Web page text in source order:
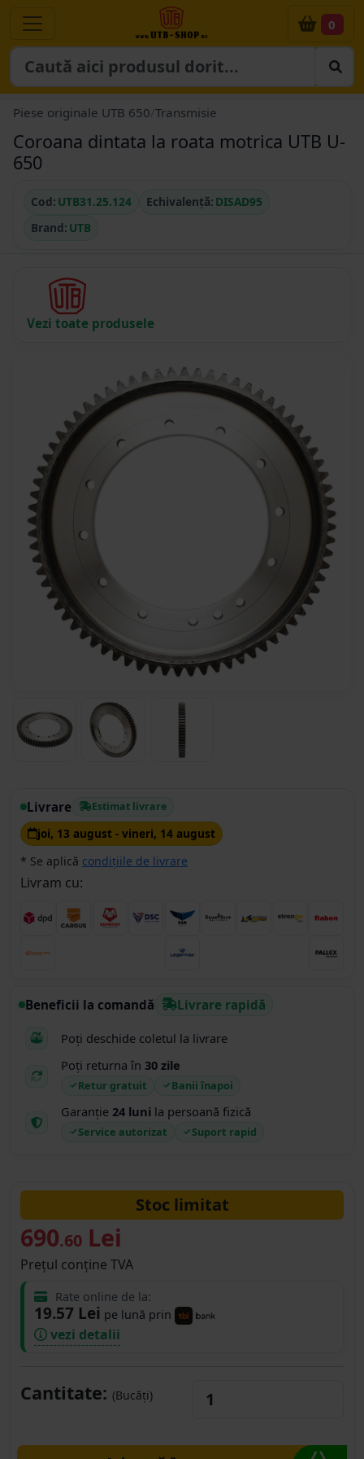
0
Piese originale UTB 650 Transmisie
Coroana dintata la roata motrica UTB U-
650
Cod: UTB31.25.124 Echivalență: DISAD95
Brand: UTB
Vezi toate produsele
Livrare Estimat livrare
joi, 13 august - vineri, 14 august
* Se aplică condițiile de livrare
Livram cu:
Beneficii la comandă Livrare rapidă
Poți deschide coletul la livrare
Poți returna în 30 zile
Retur gratuit Banii înapoi
Garanție 24 luni la persoană fizică
Service autorizat Suport rapid
Stoc limitat
690.60 Lei
Prețul conține TVA
Rate online de la:
19.57 Lei pe lună prin
vezi detalii
Cantitate: (Bucăți)